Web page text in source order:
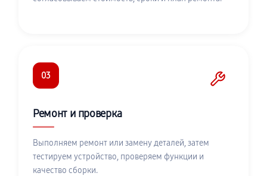
03
Ремонт и проверка
Выполняем ремонт или замену деталей, затем
тестируем устройство, проверяем функции и
качество сборки.